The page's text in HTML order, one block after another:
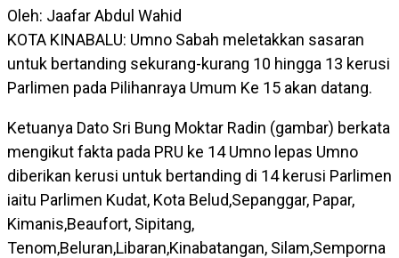
Oleh: Jaafar Abdul Wahid
KOTA KINABALU: Umno Sabah meletakkan sasaran
untuk bertanding sekurang-kurang 10 hingga 13 kerusi
Parlimen pada Pilihanraya Umum Ke 15 akan datang.
Ketuanya Dato Sri Bung Moktar Radin (gambar) berkata
mengikut fakta pada PRU ke 14 Umno lepas Umno
diberikan kerusi untuk bertanding di 14 kerusi Parlimen
iaitu Parlimen Kudat, Kota Belud,Sepanggar, Papar,
Kimanis,Beaufort, Sipitang,
Tenom,Beluran,Libaran,Kinabatangan, Silam,Semporna